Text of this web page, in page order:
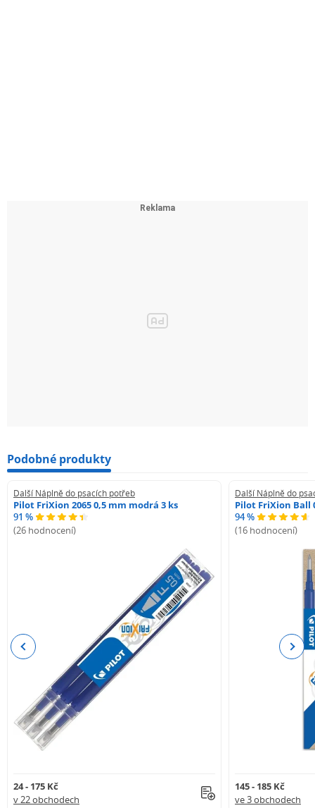
Podobné produkty
Další Náplně do psacích potřeb
Pilot FriXion 2065 0,5 mm modrá 3 ks
91 %
(26 hodnocení)
24 - 175 Kč
v 22 obchodech
Další Náplně do
Pilot FriXion Ball
94 %
(16 hodnocení)
145 - 185 Kč
ve 3 obchodech
Previous Next